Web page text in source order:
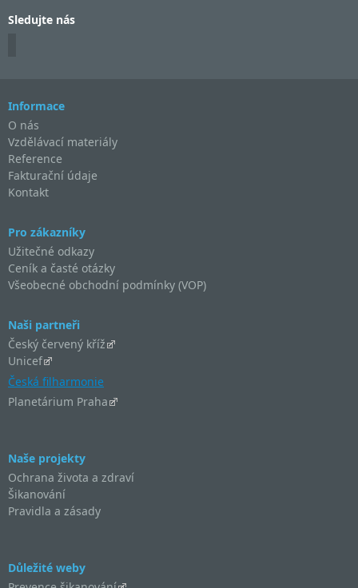
Sledujte nás
Informace
O nás
Vzdělávací materiály
Reference
Fakturační údaje
Kontakt
Pro zákazníky
Užitečné odkazy
Ceník a časté otázky
Všeobecné obchodní podmínky (VOP)
Naši partneři
Český červený kříž
Unicef
Česká filharmonie
Planetárium Praha
Naše projekty
Ochrana života a zdraví
Šikanování
Pravidla a zásady
Důležité weby